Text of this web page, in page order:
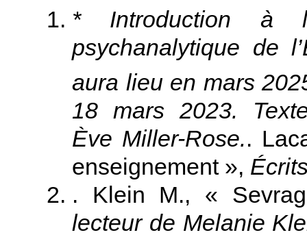
* Introduction à
psychanalytique de
aura lieu en mars
18 mars 2023.
Ève Miller-Rose..
enseignement »,
. Klein M., «
lecteur de Melanie